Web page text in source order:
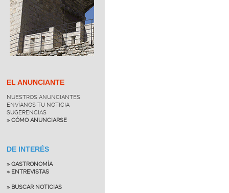
EL ANUNCIANTE
NUESTROS ANUNCIANTES
ENVÍANOS TU NOTICIA
SUGERENCIAS
» CÓMO ANUNCIARSE
DE INTERÉS
» GASTRONOMÍA
» ENTREVISTAS
» BUSCAR NOTICIAS